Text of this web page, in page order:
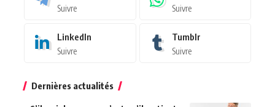
Suivre Suivre
LinkedIn
Suivre
Tumblr
Suivre
Dernières actualités